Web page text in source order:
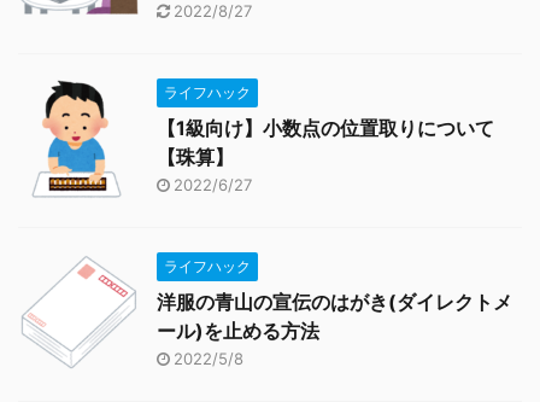
2022/8/27
ライフハック
【1級向け】小数点の位置取りについて
【珠算】
2022/6/27
ライフハック
洋服の青山の宣伝のはがき(ダイレクトメ
ール)を止める方法
2022/5/8